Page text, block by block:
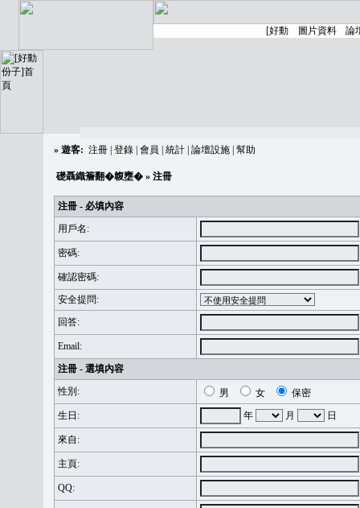
» 遊客: 注冊 登錄 會員 統計 論壇設施 幫助
礎聶織簷翻�䪖壅� » 注冊
注冊 - 必填內容
用戶名:
密碼:
確認密碼:
安全提問:
回答:
Email:
注冊 - 選填內容
性別:
男 女
保密
生日:
年 月 日
來自:
主頁:
QQ: